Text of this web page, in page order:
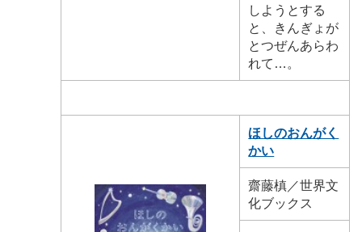
しようとする
と、きんぎょが
とつぜんあらわ
れて…。
ほしのおんがく
かい
齋藤槙／世界文
化ブックス